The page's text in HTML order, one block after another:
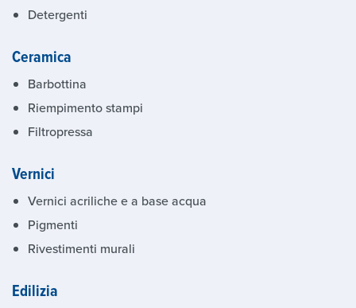
Detergenti
Ceramica
Barbottina
Riempimento stampi
Filtropressa
Vernici
Vernici acriliche e a base acqua
Pigmenti
Rivestimenti murali
Edilizia